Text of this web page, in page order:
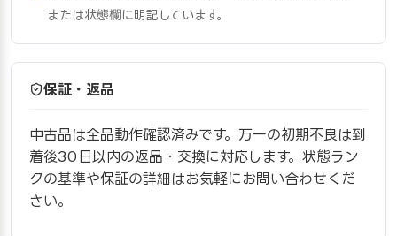
または状態欄に明記しています。
保証・返品
中古品は全品動作確認済みです。万一の初期不良は到
着後30日以内の返品・交換に対応します。状態ラン
クの基準や保証の詳細はお気軽にお問い合わせくだ
さい。